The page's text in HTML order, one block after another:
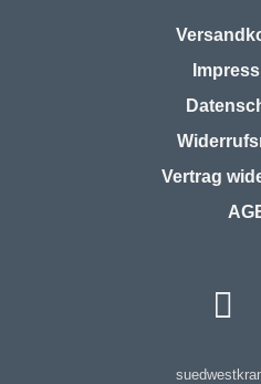
Vertrag